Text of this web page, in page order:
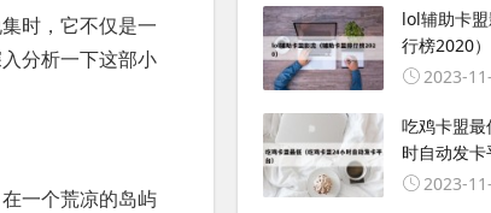
时，它不仅是一
分析一下这部小
一个荒凉的岛屿
lol辅助卡
行榜2020）
2023-
吃鸡卡盟
时自动发卡
2023-